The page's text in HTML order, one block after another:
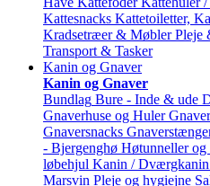
Kattesnacks Kattetoiletter,
Kradsetræer & Møbler Pleje
Transport & Tasker
Kanin og Gnaver
Kanin og Gnaver
Bundlag Bure - Inde & ude
Gnaverhuse og Huler
Gnaversnacks
- Bjergenghø Høtunneller og
løbehjul Kanin / Dværgkanin
Marsvin Pleje og hygiejne